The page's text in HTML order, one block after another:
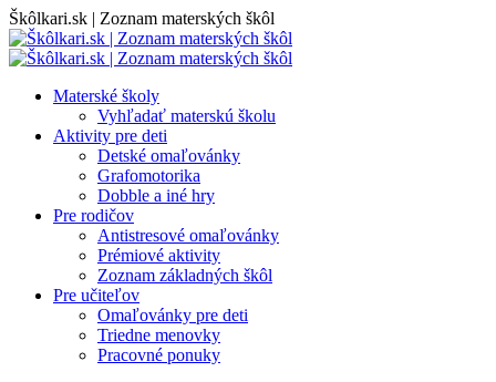
Skip
to
content
Škôlkari.sk | Zoznam materských škôl
Materské školy
Vyhľadať materskú školu
Aktivity pre deti
Detské omaľovánky
Grafomotorika
Dobble a iné hry
Pre rodičov
Antistresové omaľovánky
Prémiové aktivity
Zoznam základných škôl
Pre učiteľov
Omaľovánky pre deti
Triedne menovky
Pracovné ponuky